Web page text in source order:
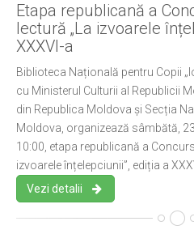
Etapa republicană a
lectură „La izvoarele
XXXVI-a
Biblioteca Națională pentru Copii
cu Ministerul Culturii al Republicii
din Republica Moldova și Secția
Moldova, organizează sâmbătă,
10:00, etapa republicană a
izvoarele înțelepciunii”, ediția a
Vezi detalii